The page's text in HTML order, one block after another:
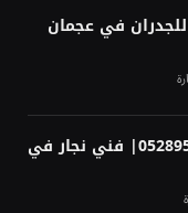
في عجمان
نجار في دبى |0528959204| فني نجار في